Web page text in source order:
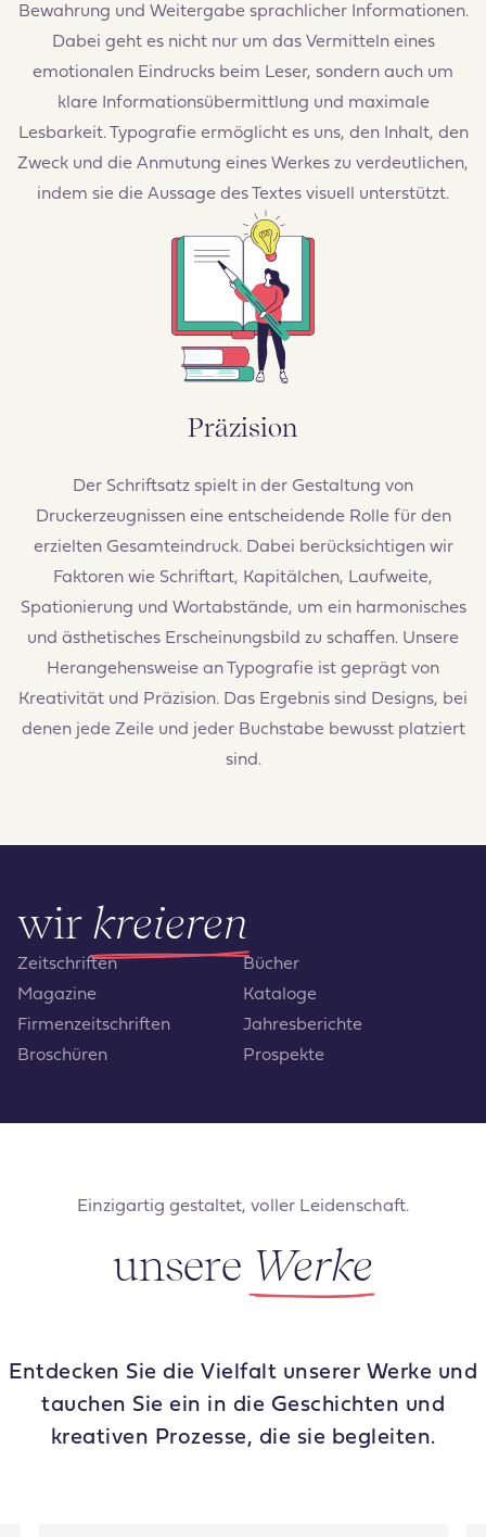
Bewahrung und Weitergabe sprachlicher Informationen.
Dabei geht es nicht nur um das Vermitteln eines
emotionalen Eindrucks beim Leser, sondern auch um
klare Informationsübermittlung und maximale
Lesbarkeit. Typografie ermöglicht es uns, den Inhalt, den
Zweck und die Anmutung eines Werkes zu verdeutlichen,
indem sie die Aussage des Textes visuell unterstützt.
Präzision
Der Schriftsatz spielt in der Gestaltung von
Druckerzeugnissen eine entscheidende Rolle für den
erzielten Gesamteindruck. Dabei berücksichtigen wir
Faktoren wie Schriftart, Kapitälchen, Laufweite,
Spationierung und Wortabstände, um ein harmonisches
und ästhetisches Erscheinungsbild zu schaffen. Unsere
Herangehensweise an Typografie ist geprägt von
Kreativität und Präzision. Das Ergebnis sind Designs, bei
denen jede Zeile und jeder Buchstabe bewusst platziert
sind.
wir kreieren
Zeitschriften
Bücher
Magazine
Kataloge
Firmenzeitschriften
Jahresberichte
Broschüren
Prospekte
Einzigartig gestaltet, voller Leidenschaft.
unsere Werke
Entdecken Sie die Vielfalt unserer Werke und
tauchen Sie ein in die Geschichten und
kreativen Prozesse, die sie begleiten.